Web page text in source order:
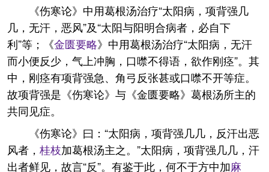
《伤寒论》中用葛根汤治疗“太阳病，项背强几
几，无汗，恶风”及“太阳与阳明合病者，必自下
利”等；《金匮要略》中用葛根汤治疗“太阳病，无汗
而小便反少，气上冲胸，口噤不得语，欲作刚痉”。其
中，刚痉有项背强急、角弓反张甚或口噤不开等症。
故项背强是《伤寒论》与《金匮要略》葛根汤所主的
共同见症。
《伤寒论》曰：“太阳病，项背强几几，反汗出恶
风者， 桂枝加葛根汤主之。”太阳病，项背强几几，汗
出者鲜见，故言“反”。有鉴于此，何不于方中加麻